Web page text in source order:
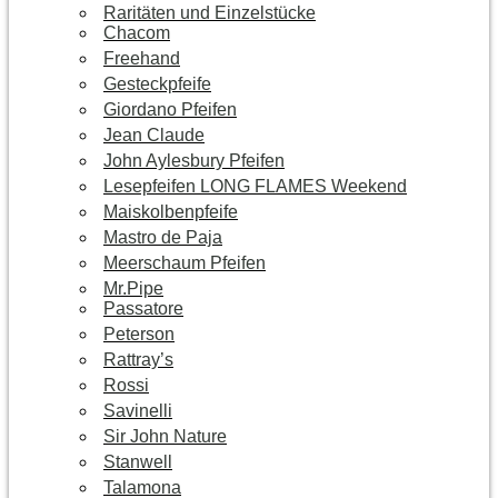
Raritäten und Einzelstücke
Chacom
Freehand
Gesteckpfeife
Giordano Pfeifen
Jean Claude
John Aylesbury Pfeifen
Lesepfeifen LONG FLAMES Weekend
Maiskolbenpfeife
Mastro de Paja
Meerschaum Pfeifen
Mr.Pipe
Passatore
Peterson
Rattray’s
Rossi
Savinelli
Sir John Nature
Stanwell
Talamona